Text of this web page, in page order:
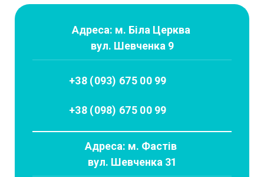
Адреса: м. Біла Церква
вул. Шевченка 9
+38 (093) 675 00 99
+38 (098) 675 00 99
Адреса: м. Фастів
вул. Шевченка 31